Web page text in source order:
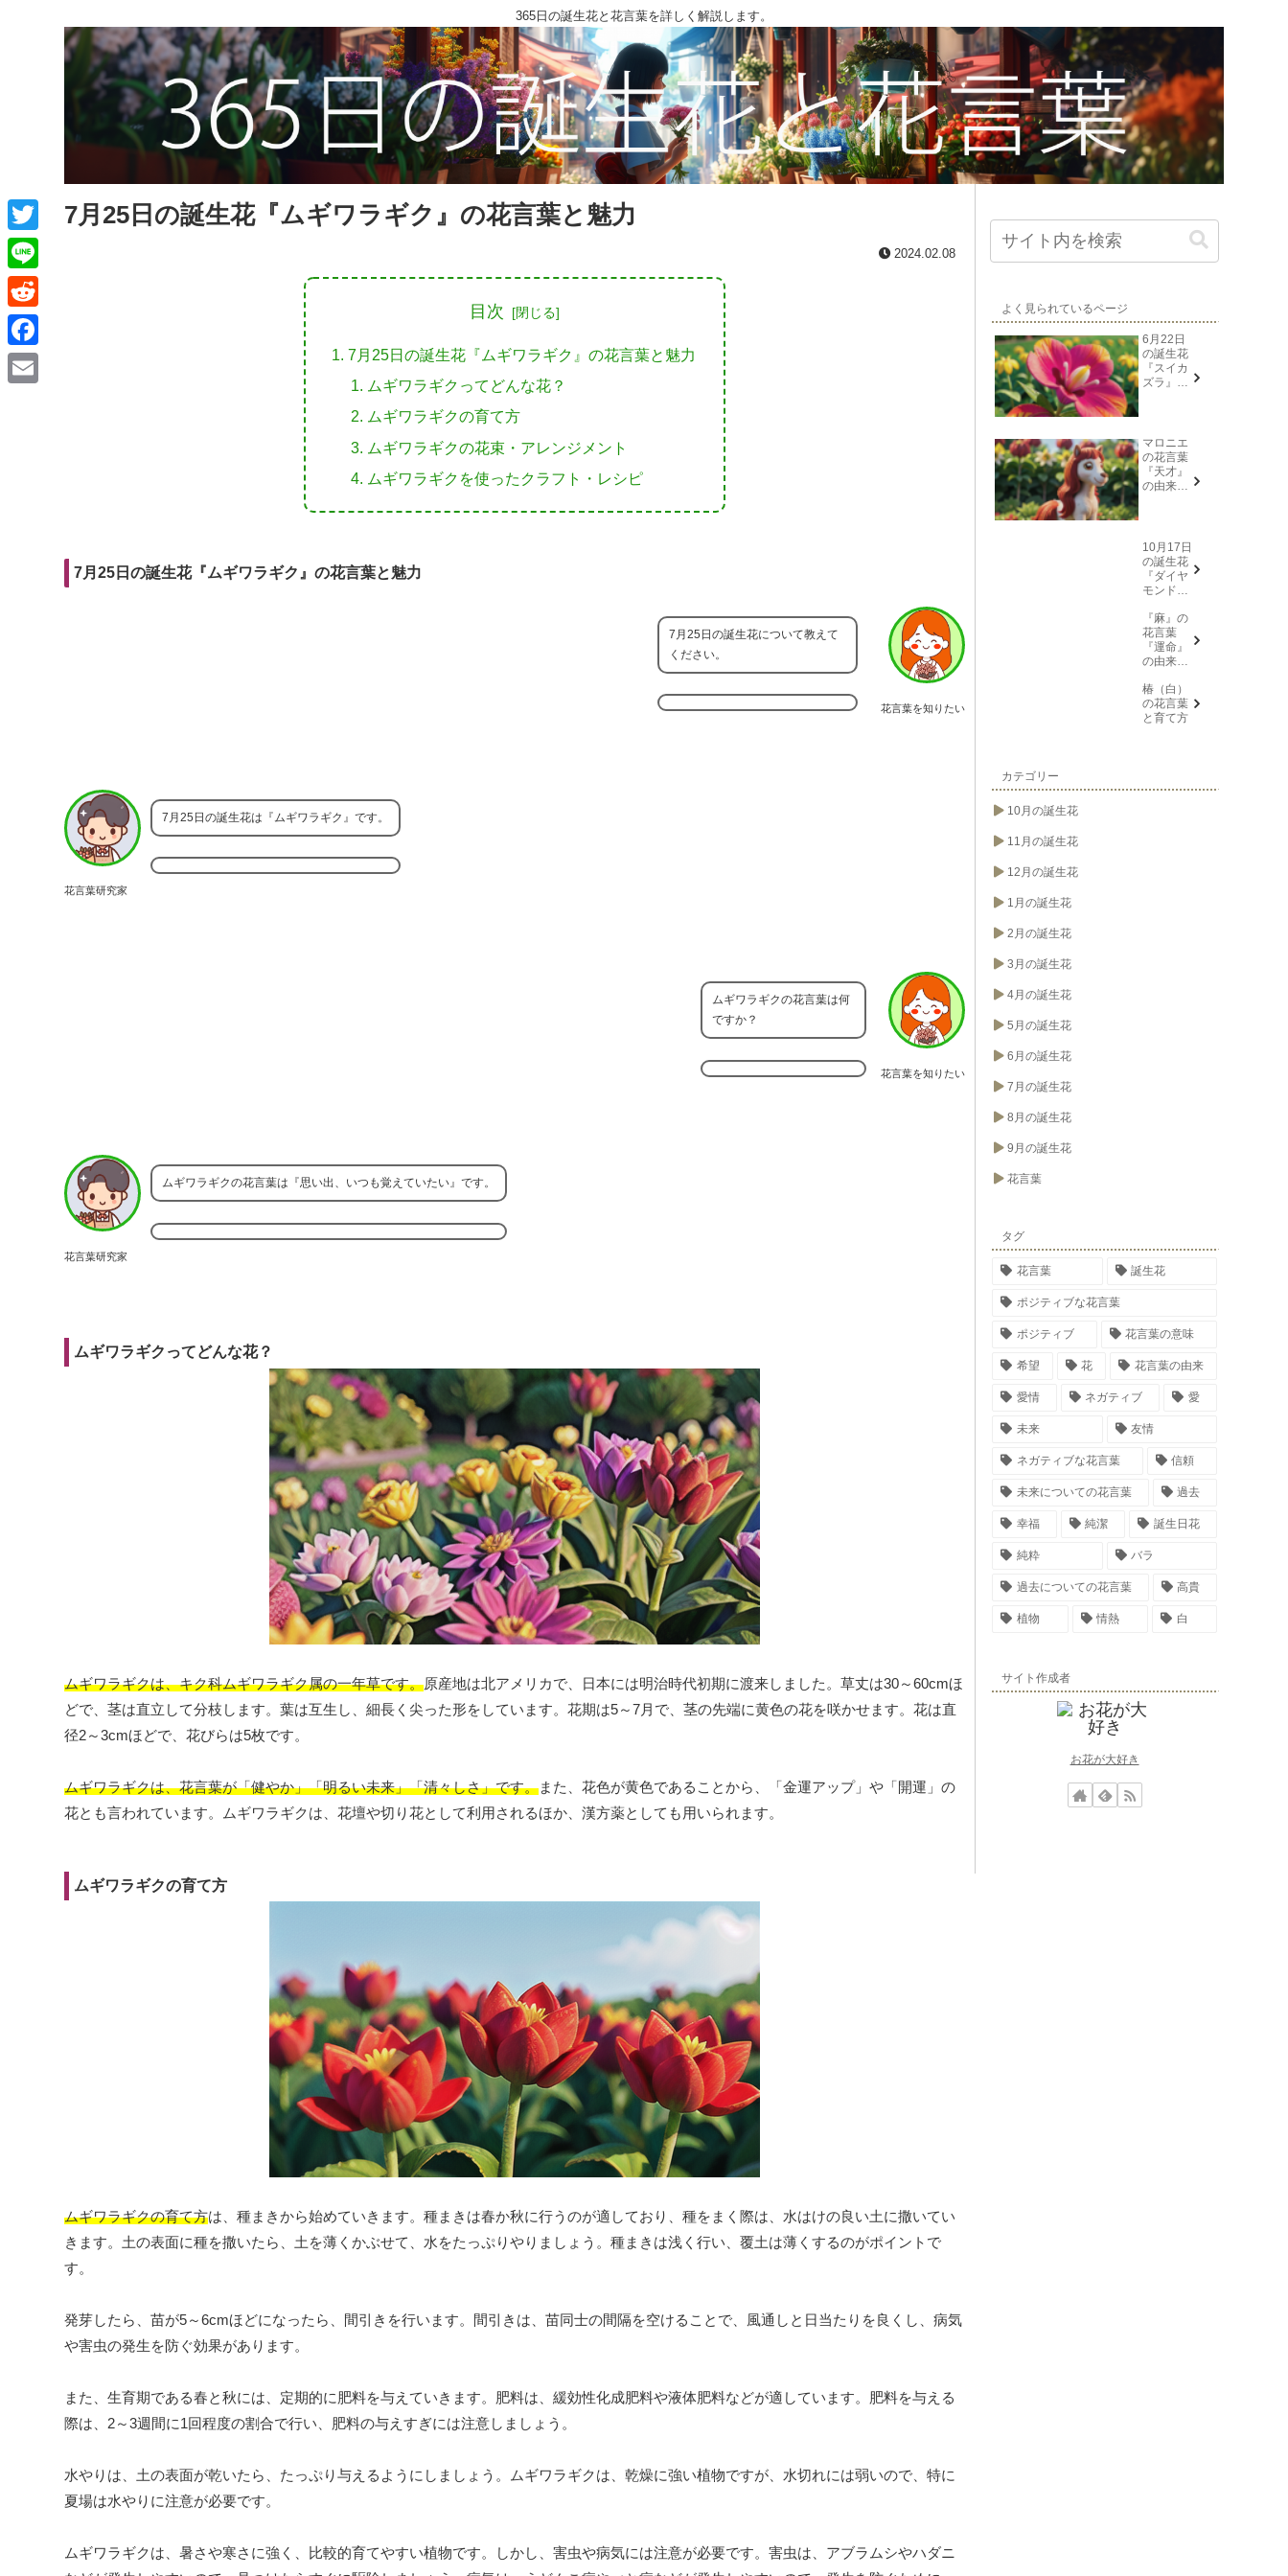
365日の誕生花と花言葉を詳しく解説します。
7月25日の誕生花『ムギワラギク』の花言葉と魅力
2024.02.08
目次
7月25日の誕生花『ムギワラギク』の花言葉と魅力
ムギワラギクってどんな花？
ムギワラギクの育て方
ムギワラギクの花束・アレンジメント
ムギワラギクを使ったクラフト・レシピ
7月25日の誕生花『ムギワラギク』の花言葉と魅力
花言葉を知りたい
7月25日の誕生花について教えて
ください。
花言葉研究家
7月25日の誕生花は『ムギワラギク』です。
花言葉を知りたい
ムギワラギクの花言葉は何
ですか？
花言葉研究家
ムギワラギクの花言葉は『思い出、いつも覚えていたい』です。
ムギワラギクってどんな花？
ムギワラギクは、キク科ムギワラギク属の一年草です。原産地は北アメリカで、日本には明治時代初期に渡来しました。草丈は30～60cmほ
どで、茎は直立して分枝します。葉は互生し、細長く尖った形をしています。花期は5～7月で、茎の先端に黄色の花を咲かせます。花は直
径2～3cmほどで、花びらは5枚です。
ムギワラギクは、花言葉が「健やか」「明るい未来」「清々しさ」です。また、花色が黄色であることから、「金運アップ」や「開運」の
花とも言われています。ムギワラギクは、花壇や切り花として利用されるほか、漢方薬としても用いられます。
ムギワラギクの育て方
ムギワラギクの育て方は、種まきから始めていきます。種まきは春か秋に行うのが適しており、種をまく際は、水はけの良い土に撒いてい
きます。土の表面に種を撒いたら、土を薄くかぶせて、水をたっぷりやりましょう。種まきは浅く行い、覆土は薄くするのがポイントで
す。
発芽したら、苗が5～6cmほどになったら、間引きを行います。間引きは、苗同士の間隔を空けることで、風通しと日当たりを良くし、病気
や害虫の発生を防ぐ効果があります。
また、生育期である春と秋には、定期的に肥料を与えていきます。肥料は、緩効性化成肥料や液体肥料などが適しています。肥料を与える
際は、2～3週間に1回程度の割合で行い、肥料の与えすぎには注意しましょう。
水やりは、土の表面が乾いたら、たっぷり与えるようにしましょう。ムギワラギクは、乾燥に強い植物ですが、水切れには弱いので、特に
夏場は水やりに注意が必要です。
ムギワラギクは、暑さや寒さに強く、比較的育てやすい植物です。しかし、害虫や病気には注意が必要です。害虫は、アブラムシやハダニ
よく見られているページ
6月22日
の誕生花
『スイカ
ズラ』花
マロニエ
の花言葉
『天才』
の由来と
10月17日
の誕生花
『ダイヤ
モンドリ
葉→また
会う日を
楽しみ
に、忍
り娘)』に
ついて
『麻』の
花言葉
『運命』
の由来と
椿（白）
の花言葉
と育て方
カテゴリー
10月の誕生花
11月の誕生花
12月の誕生花
1月の誕生花
2月の誕生花
3月の誕生花
4月の誕生花
5月の誕生花
6月の誕生花
7月の誕生花
8月の誕生花
9月の誕生花
花言葉
タグ
花言葉 誕生花
ポジティブな花言葉
ポジティブ 花言葉の意味
希望 花 花言葉の由来
愛情 ネガティブ 愛
未来 友情
ネガティブな花言葉 信頼
未来についての花言葉 過去
幸福 純潔 誕生日花
純粋 バラ
過去についての花言葉 高貴
植物 情熱 白
サイト作成者
お花が大好き
T
w
i
t
L
i
n
e
R
e
d
F